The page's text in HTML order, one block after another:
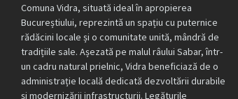
Comuna Vidra, situată ideal în apropierea
Bucureștiului, reprezintă un spațiu cu puternice
rădăcini locale și o comunitate unită, mândră de
tradițiile sale. Așezată pe malul râului Sabar, într-
un cadru natural prielnic, Vidra beneficiază de o
administrație locală dedicată dezvoltării durabile
și modernizării infrastructurii. Legăturile